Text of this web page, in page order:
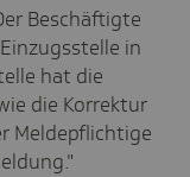
Beschäftigte
in
hat die
die Korrektur
Meldepflichtige